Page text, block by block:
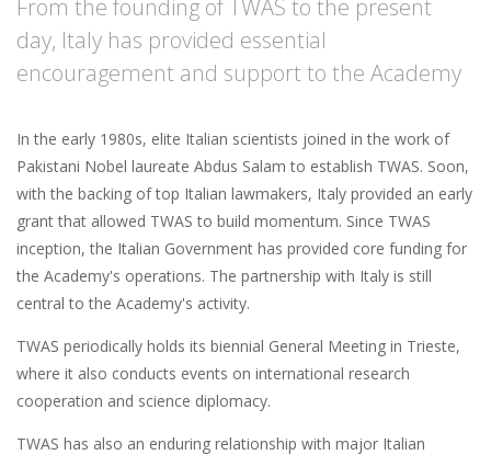
From the founding of TWAS to the present
day, Italy has provided essential
encouragement and support to the Academy
In the early 1980s, elite Italian scientists joined in the work of
Pakistani Nobel laureate Abdus Salam to establish TWAS. Soon,
with the backing of top Italian lawmakers, Italy provided an early
grant that allowed TWAS to build momentum. Since TWAS
inception, the Italian Government has provided core funding for
the Academy's operations. The partnership with Italy is still
central to the Academy's activity.
TWAS periodically holds its biennial General Meeting in Trieste,
where it also conducts events on international research
cooperation and science diplomacy.
TWAS has also an enduring relationship with major Italian